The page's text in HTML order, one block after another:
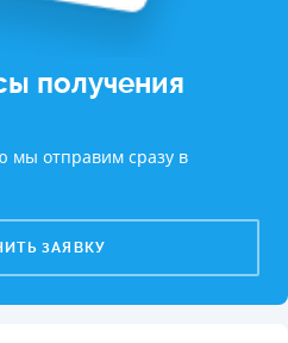
получения
мы отправим сразу в
ЗАЯВКУ